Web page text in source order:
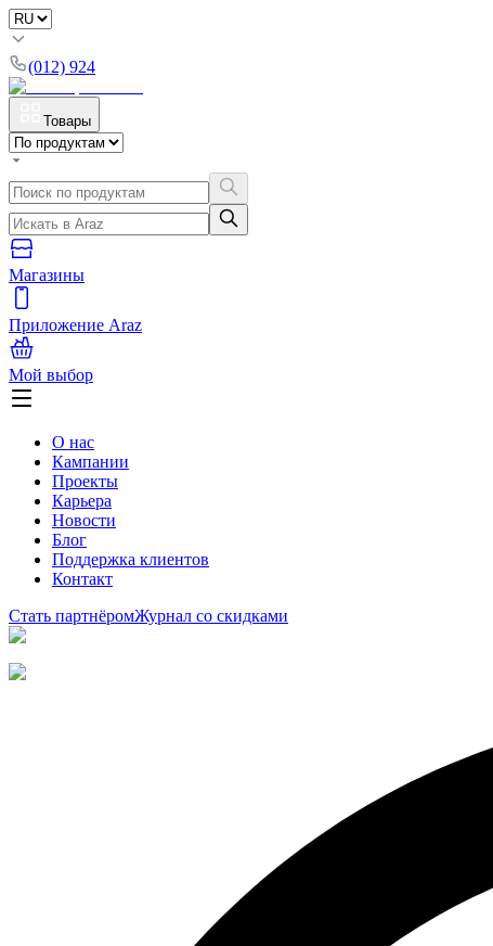
(012) 924
Товары
Магазины
Приложение Araz
Мой выбор
О нас
Кампании
Проекты
Карьера
Новости
Блог
Поддержка клиентов
Контакт
Стать партнёромЖурнал со скидками